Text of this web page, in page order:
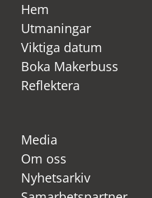
Hem
Utmaningar
Viktiga datum
Boka Makerbuss
Reflektera
Media
Om oss
Nyhetsarkiv